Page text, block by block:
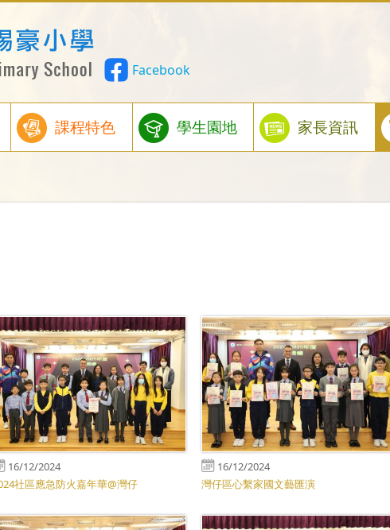
Facebook
課程特色 學生園地 家長資訊
16/12/2024
社區應急防火嘉年華@灣仔
16/12/2024
灣仔區心繫家國文藝匯演